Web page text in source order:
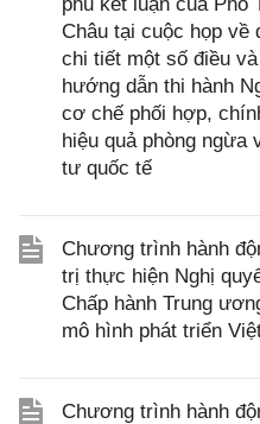
Châu tại cuộc họp về
chi tiết một số điều
hướng dẫn thi hành
cơ chế phối hợp,
hiệu quả phòng ngừa
tư quốc tế
Chương trình hành
trị thực hiện Nghị
Chấp hành Trung
mô hình phát triển
Chương trình hành